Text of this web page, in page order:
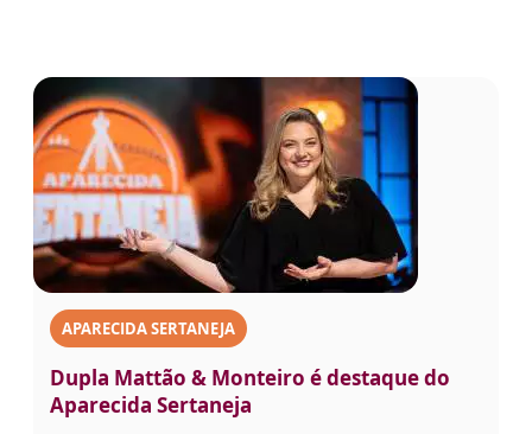
APARECIDA SERTANEJA
Dupla Mattão & Monteiro é destaque do
Aparecida Sertaneja